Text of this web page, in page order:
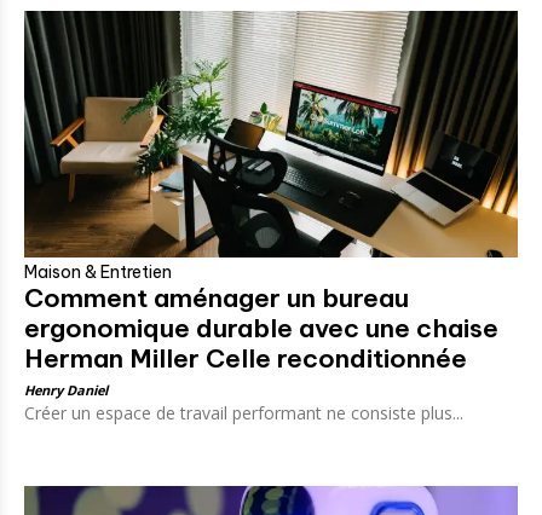
Maison & Entretien
Comment aménager un bureau
ergonomique durable avec une chaise
Herman Miller Celle reconditionnée
Henry Daniel
Créer un espace de travail performant ne consiste plus...